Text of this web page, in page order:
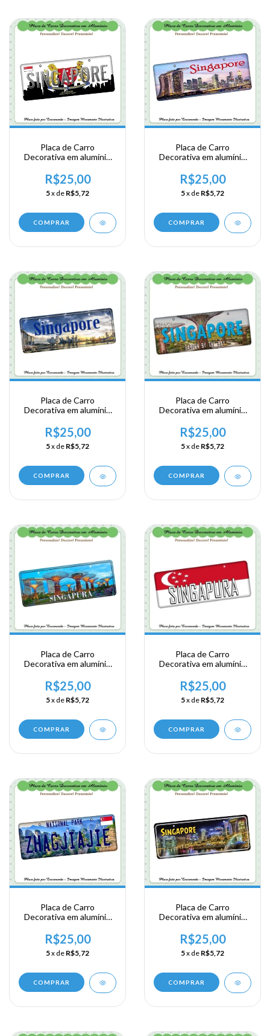
Placa de Carro
Decorativa em alumínio
Ásiatico - Singapura -
Singapore
R$25,00
5x de R$5,72
COMPRAR
Placa de Carro
Decorativa em alumínio
Ásiatico - Singapura -
Singapore
R$25,00
5x de R$5,72
COMPRAR
Placa de Carro
Decorativa em alumínio
Ásiatico - Singapura -
Singapore
R$25,00
5x de R$5,72
COMPRAR
Placa de Carro
Decorativa em alumínio
Ásiatico - Singapura -
Singapore
R$25,00
5x de R$5,72
COMPRAR
Placa de Carro
Decorativa em alumínio
Ásiatico - Singapura
R$25,00
5x de R$5,72
COMPRAR
Placa de Carro
Decorativa em alumínio
Ásiatico - Singapura
R$25,00
5x de R$5,72
COMPRAR
Placa de Carro
Decorativa em alumínio
Ásiatico - Singapura -
Zhagjiajie
R$25,00
5x de R$5,72
COMPRAR
Placa de Carro
Decorativa em alumínio
Ásiatico - Singapura -
Singapore
R$25,00
5x de R$5,72
COMPRAR